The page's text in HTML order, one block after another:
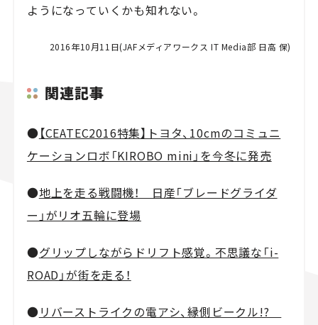
ようになっていくかも知れない。
2016年10月11日(JAFメディアワークス IT Media部 日高 保)
関連記事
●【CEATEC2016特集】トヨタ、10cmのコミュニ
ケーションロボ「KIROBO mini」を今冬に発売
●地上を走る戦闘機！ 日産「ブレードグライダ
ー」がリオ五輪に登場
●グリップしながらドリフト感覚。不思議な「i-
ROAD」が街を走る！
●リバーストライクの電アシ、縁側ビークル!?